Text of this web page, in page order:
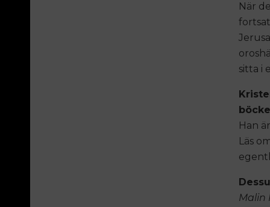
När
sitta i
Han
Läs
Malin